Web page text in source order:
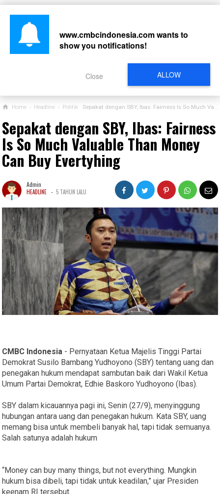
Home › Headline › Politik Sepakat dengan SBY, Ibas: Fairness Is So Much Valuable Than Money Can Buy Evertyhing
Sepakat dengan SBY, Ibas: Fairness
Is So Much Valuable Than Money
Can Buy Evertyhing
Admin
HEADLINE - 5 TAHUN LALU
CMBC Indonesia - Pernyataan Ketua Majelis Tinggi Partai
Demokrat Susilo Bambang Yudhoyono (SBY) tentang uang dan
penegakan hukum mendapat sambutan baik dari Wakil Ketua
Umum Partai Demokrat, Edhie Baskoro Yudhoyono (Ibas).
SBY dalam kicauannya pagi ini, Senin (27/9), menyinggung
hubungan antara uang dan penegakan hukum. Kata SBY, uang
memang bisa untuk membeli banyak hal, tapi tidak semuanya.
Salah satunya adalah hukum
“Money can buy many things, but not everything. Mungkin
hukum bisa dibeli, tapi tidak untuk keadilan,” ujar Presiden
keenam RI tersebut.
www.cmbcindonesia.comwants to
show you notifications!
ALLOW
Close